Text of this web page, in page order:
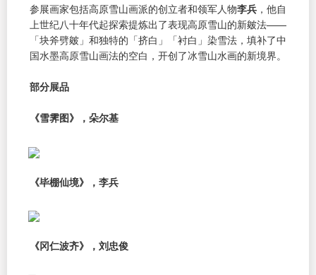
参展画家包括高原雪山画派的创立者和领军人物李兵 ，他自
上世纪八十年代起探索提炼出了表现高原雪山的新皴法——
「块斧劈皴」和独特的「挤白」「衬白」染雪法，填补了中
国水墨高原雪山画法的空白，开创了冰雪山水画的新境界。
部分展品
《雪霁图》，朵尔基
《毕棚仙境》，李兵
《冈仁波齐》，刘忠俊